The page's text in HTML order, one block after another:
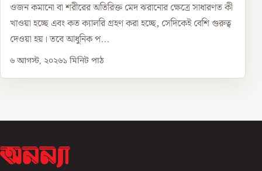
ওজন কমানো বা শরীরের অতিরিক্ত মেদ ঝরানোর ক্ষেত্রে সাধারণত কী
খাওয়া হচ্ছে এবং কত ক্যালরি গ্রহণ করা হচ্ছে, সেদিকেই বেশি গুরুত্ব
দেওয়া হয়। তবে আধুনিক প...
৬ আগস্ট, ২০২৬১ মিনিট পাঠ